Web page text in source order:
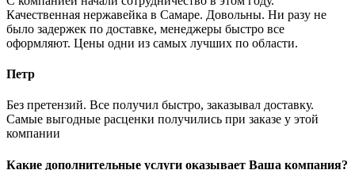
Качественная нержавейка в Самаре. Довольны. Ни разу не
было задержек по доставке, менеджеры быстро все
оформляют. Цены одни из самых лучших по области.
Петр
Без претензий. Все получил быстро, заказывал доставку.
Самые выгодные расценки получились при заказе у этой
компании
Какие дополнительные услуги оказывает Ваша компания?